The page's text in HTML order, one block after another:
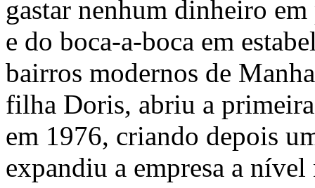
gastar nenhum dinheiro
e do boca-a-boca em
bairros modernos de
filha Doris, abriu a
em 1976, criando depois
expandiu a empresa a